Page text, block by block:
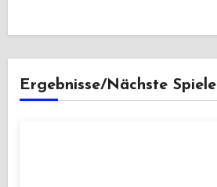
Ergebnisse/Nächste Spiele